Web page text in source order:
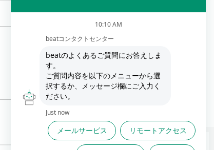
FAQは役に立ちましたか？